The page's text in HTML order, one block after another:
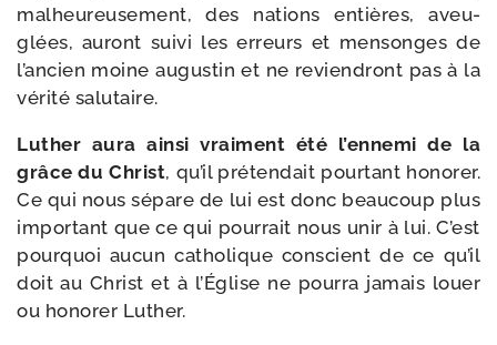
mal­heu­reu­se­ment, des nations entières, aveu­
glées, auront sui­vi les erreurs et men­songes de
l’ancien moine augus­tin et ne revien­dront pas à la
véri­té salutaire.
Luther aura ain­si vrai­ment été l’ennemi de la
grâce du Christ, qu’il pré­ten­dait pour­tant hono­rer.
Ce qui nous sépare de lui est donc beau­coup plus
impor­tant que ce qui pour­rait nous unir à lui. C’est
pour­quoi aucun catho­lique conscient de ce qu’il
doit au Christ et à l’Église ne pour­ra jamais louer
ou hono­rer Luther.